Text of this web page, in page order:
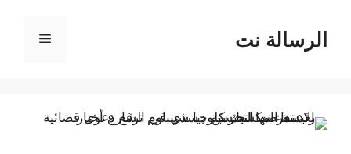
المحتوىالرسالة نت القائمة